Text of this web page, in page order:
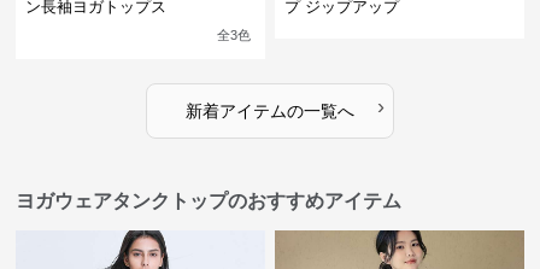
ン長袖ヨガトップス
全3色
プ ジップアップ
新着アイテムの一覧へ ›
ヨガウェアタンクトップのおすすめアイテム